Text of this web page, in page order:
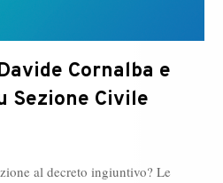
Cornalba e
Sezione Civile
al decreto ingiuntivo? Le